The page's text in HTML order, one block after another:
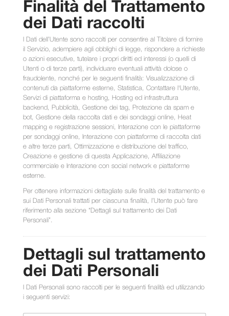
Finalità del Trattamento
dei Dati raccolti
I Dati dell’Utente sono raccolti per consentire al Titolare di fornire
il Servizio, adempiere agli obblighi di legge, rispondere a richieste
o azioni esecutive, tutelare i propri diritti ed interessi (o quelli di
Utenti o di terze parti), individuare eventuali attività dolose o
fraudolente, nonché per le seguenti finalità: Visualizzazione di
contenuti da piattaforme esterne, Statistica, Contattare l'Utente,
Servizi di piattaforma e hosting, Hosting ed infrastruttura
backend, Pubblicità, Gestione dei tag, Protezione da spam e
bot, Gestione della raccolta dati e dei sondaggi online, Heat
mapping e registrazione sessioni, Interazione con le piattaforme
per sondaggi online, Interazione con piattaforme di raccolta dati
e altre terze parti, Ottimizzazione e distribuzione del traffico,
Creazione e gestione di questa Applicazione, Affiliazione
commerciale e Interazione con social network e piattaforme
esterne.
Per ottenere informazioni dettagliate sulle finalità del trattamento e
sui Dati Personali trattati per ciascuna finalità, l’Utente può fare
riferimento alla sezione “Dettagli sul trattamento dei Dati
Personali”.
Dettagli sul trattamento
dei Dati Personali
I Dati Personali sono raccolti per le seguenti finalità ed utilizzando
i seguenti servizi: